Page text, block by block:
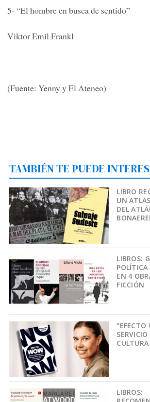
5- “El hombre en busca de sentido”
Viktor Emil Frankl
(Fuente: Yenny y El Ateneo)
TAMBIÉN TE PUEDE
LIBRO
UN
DEL
LIBROS:
POLÍTICA
EN 4
FICCIÓN
“EFECTO
CULTURA
LIBROS: